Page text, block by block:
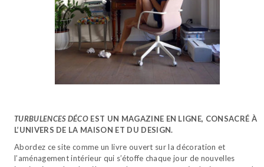
TURBULENCES DÉCO EST UN MAGAZINE EN LIGNE, CONSACRÉ À
L’UNIVERS DE LA MAISON ET DU DESIGN.
Abordez ce site comme un livre ouvert sur la décoration et
l’aménagement intérieur qui s’étoffe chaque jour de nouvelles